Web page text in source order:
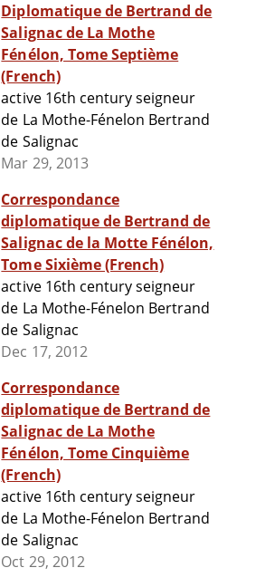
Diplomatique de Bertrand de
Salignac de La Mothe
Fénélon, Tome Septième
(French)
active 16th century seigneur
de La Mothe-Fénelon Bertrand
de Salignac
Mar 29, 2013
Correspondance
diplomatique de Bertrand de
Salignac de la Motte Fénélon,
Tome Sixième (French)
active 16th century seigneur
de La Mothe-Fénelon Bertrand
de Salignac
Dec 17, 2012
Correspondance
diplomatique de Bertrand de
Salignac de La Mothe
Fénélon, Tome Cinquième
(French)
active 16th century seigneur
de La Mothe-Fénelon Bertrand
de Salignac
Oct 29, 2012